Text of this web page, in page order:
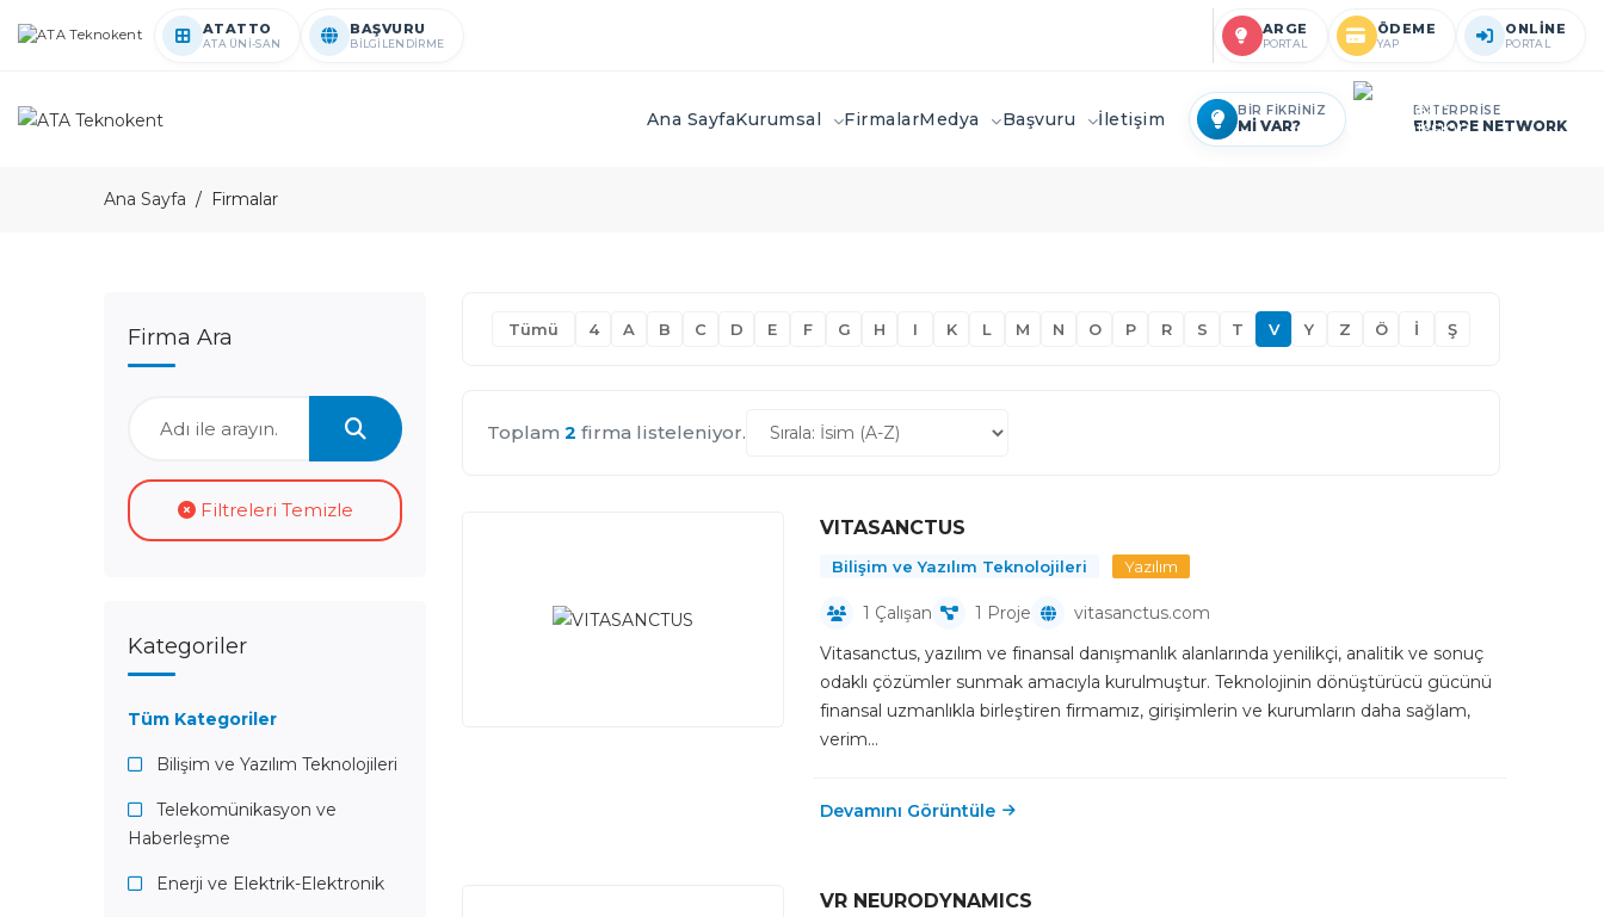
ATATTO
ATA ÜNİ-SAN
BAŞVURU
BİLGİLENDİRME
ARGE
PORTAL
ÖDEME
YAP
ONLİNE
PORTAL
Ana SayfaKurumsal FirmalarMedya Başvuru İletişim BİR FİKRİNİZ
Mİ VAR?
ENTERPRİSE
EUROPE NETWORK
Ana Sayfa Firmalar
Tümü 4 A B C D E F G H I K L M N O P R S T V Y Z Ö İ Ş
Toplam 2 firma listeleniyor.
VITASANCTUS
Bilişim ve Yazılım Teknolojileri Yazılım
1 Çalışan 1 Proje
vitasanctus.com
Vitasanctus, yazılım ve finansal danışmanlık alanlarında yenilikçi, analitik ve sonuç
odaklı çözümler sunmak amacıyla kurulmuştur. Teknolojinin dönüştürücü gücünü
finansal uzmanlıkla birleştiren firmamız, girişimlerin ve kurumların daha sağlam,
verim...
Devamını Görüntüle
VR NEURODYNAMICS
Firma Ara
Filtreleri Temizle
Kategoriler
Tüm Kategoriler
Bilişim ve Yazılım Teknolojileri
Telekomünikasyon ve
Haberleşme
Enerji ve Elektrik-Elektronik